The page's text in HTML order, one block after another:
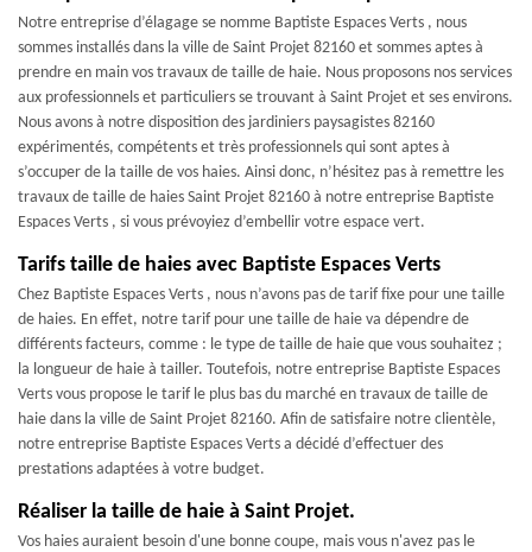
Notre entreprise d’élagage se nomme Baptiste Espaces Verts , nous
sommes installés dans la ville de Saint Projet 82160 et sommes aptes à
prendre en main vos travaux de taille de haie. Nous proposons nos services
aux professionnels et particuliers se trouvant à Saint Projet et ses environs.
Nous avons à notre disposition des jardiniers paysagistes 82160
expérimentés, compétents et très professionnels qui sont aptes à
s’occuper de la taille de vos haies. Ainsi donc, n’hésitez pas à remettre les
travaux de taille de haies Saint Projet 82160 à notre entreprise Baptiste
Espaces Verts , si vous prévoyiez d’embellir votre espace vert.
Tarifs taille de haies avec Baptiste Espaces Verts
Chez Baptiste Espaces Verts , nous n’avons pas de tarif fixe pour une taille
de haies. En effet, notre tarif pour une taille de haie va dépendre de
différents facteurs, comme : le type de taille de haie que vous souhaitez ;
la longueur de haie à tailler. Toutefois, notre entreprise Baptiste Espaces
Verts vous propose le tarif le plus bas du marché en travaux de taille de
haie dans la ville de Saint Projet 82160. Afin de satisfaire notre clientèle,
notre entreprise Baptiste Espaces Verts a décidé d’effectuer des
prestations adaptées à votre budget.
Réaliser la taille de haie à Saint Projet.
Vos haies auraient besoin d'une bonne coupe, mais vous n'avez pas le